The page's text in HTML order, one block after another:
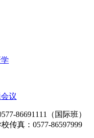
议
86691111（国际班）
传真：0577-86597999